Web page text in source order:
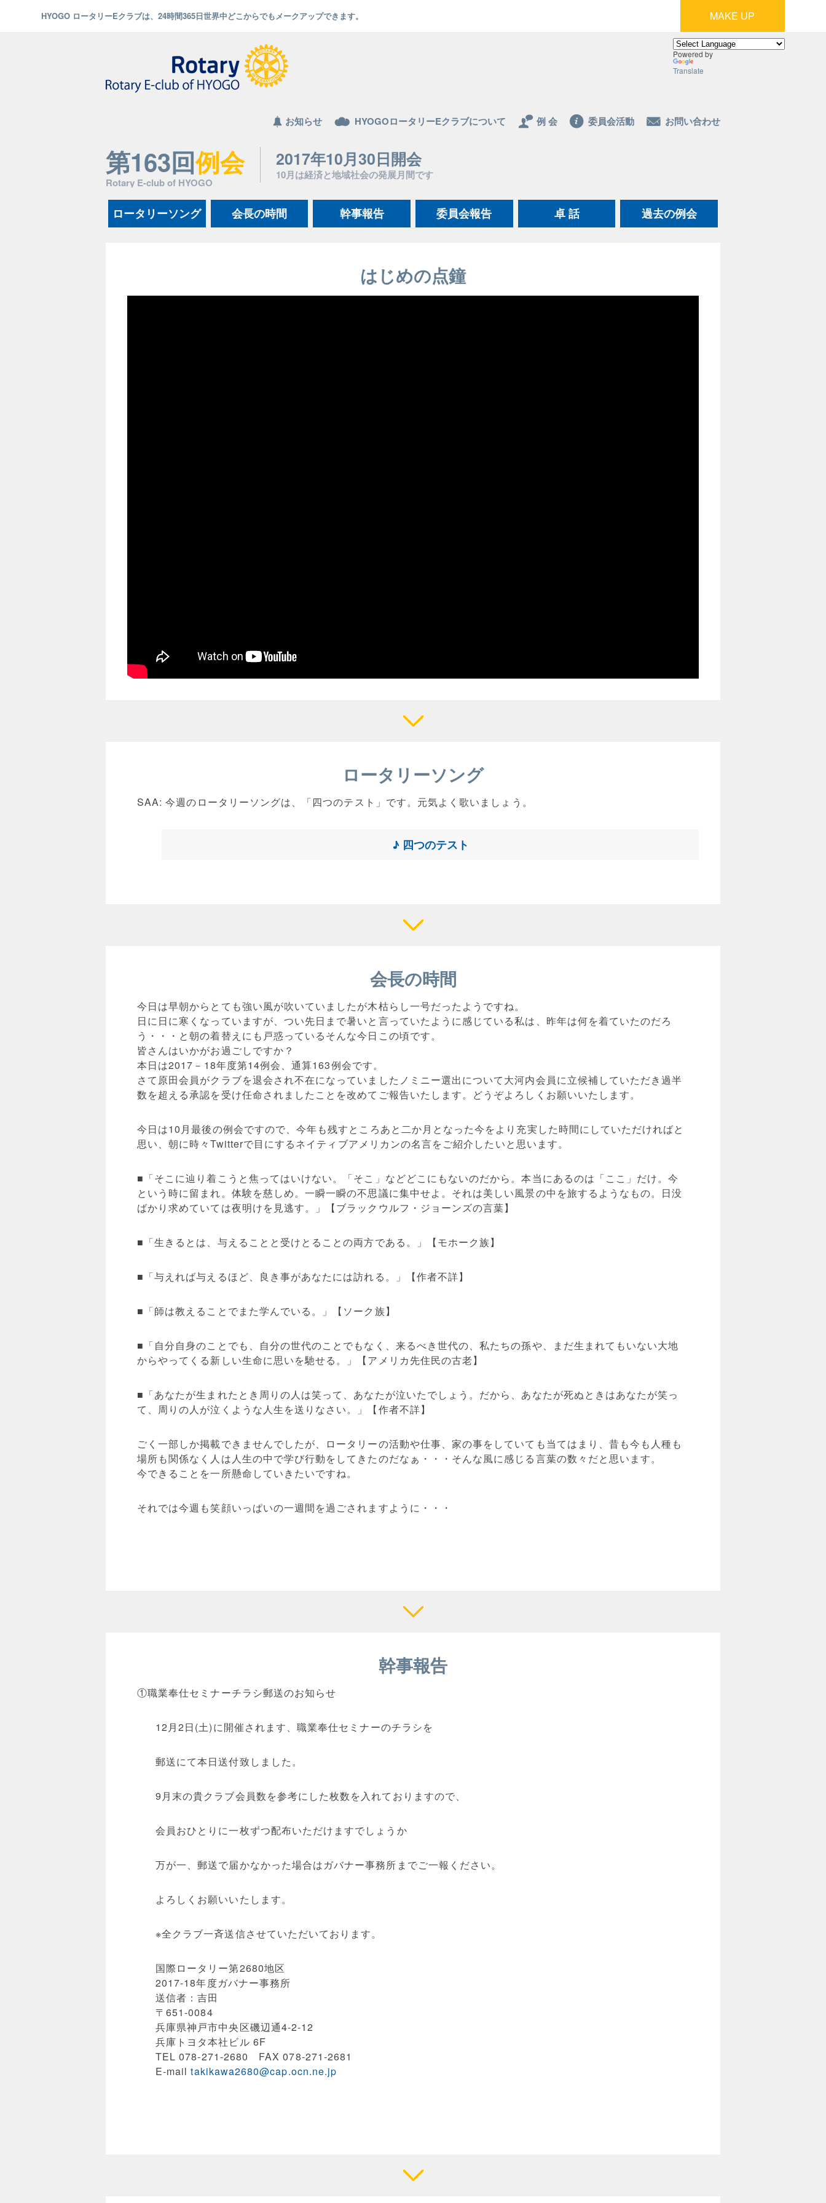
HYOGO ロータリーEクラブは、24時間365日世界中どこからでもメークアップできます。 MAKE UP
Powered by
Translate
お知らせ HYOGOロータリーEクラブについて 例 会 委員会活動 お問い合わせ
第163回例会
Rotary E-club of HYOGO
2017年10月30日開会
10月は経済と地域社会の発展月間です
ロータリーソング 会長の時間 幹事報告 委員会報告 卓 話 過去の例会
はじめの点鐘
ロータリーソング
SAA: 今週のロータリーソングは、「四つのテスト」です。元気よく歌いましょう。
♪ 四つのテスト
会長の時間
今日は早朝からとても強い風が吹いていましたが木枯らし一号だったようですね。
日に日に寒くなっていますが、つい先日まで暑いと言っていたように感じている私は、昨年は何を着ていたのだろ
う・・・と朝の着替えにも戸惑っているそんな今日この頃です。
皆さんはいかがお過ごしですか？
本日は2017－18年度第14例会、通算163例会です。
さて原田会員がクラブを退会され不在になっていましたノミニー選出について大河内会員に立候補していただき過半
数を超える承認を受け任命されましたことを改めてご報告いたします。どうぞよろしくお願いいたします。
今日は10月最後の例会ですので、今年も残すところあと二か月となった今をより充実した時間にしていただければと
思い、朝に時々Twitterで目にするネイティブアメリカンの名言をご紹介したいと思います。
■「そこに辿り着こうと焦ってはいけない。「そこ」などどこにもないのだから。本当にあるのは「ここ」だけ。今
という時に留まれ。体験を慈しめ。一瞬一瞬の不思議に集中せよ。それは美しい風景の中を旅するようなもの。日没
ばかり求めていては夜明けを見逃す。」【ブラックウルフ・ジョーンズの言葉】
■「生きるとは、与えることと受けとることの両方である。」【モホーク族】
■「与えれば与えるほど、良き事があなたには訪れる。」【作者不詳】
■「師は教えることでまた学んでいる。」【ソーク族】
■「自分自身のことでも、自分の世代のことでもなく、来るべき世代の、私たちの孫や、まだ生まれてもいない大地
からやってくる新しい生命に思いを馳せる。」【アメリカ先住民の古老】
■「あなたが生まれたとき周りの人は笑って、あなたが泣いたでしょう。だから、あなたが死ぬときはあなたが笑っ
て、周りの人が泣くような人生を送りなさい。」【作者不詳】
ごく一部しか掲載できませんでしたが、ロータリーの活動や仕事、家の事をしていても当てはまり、昔も今も人種も
場所も関係なく人は人生の中で学び行動をしてきたのだなぁ・・・そんな風に感じる言葉の数々だと思います。
今できることを一所懸命していきたいですね。
それでは今週も笑顔いっぱいの一週間を過ごされますように・・・
幹事報告
①職業奉仕セミナーチラシ郵送のお知らせ
12月2日(土)に開催されます、職業奉仕セミナーのチラシを
郵送にて本日送付致しました。
9月末の貴クラブ会員数を参考にした枚数を入れておりますので、
会員おひとりに一枚ずつ配布いただけますでしょうか
万が一、郵送で届かなかった場合はガバナー事務所までご一報ください。
よろしくお願いいたします。
※全クラブ一斉送信させていただいております。
国際ロータリー第2680地区
2017-18年度ガバナー事務所
送信者：吉田
〒651-0084
兵庫県神戸市中央区磯辺通4-2-12
兵庫トヨタ本社ビル 6F
TEL 078-271-2680 FAX 078-271-2681
E-mailtakikawa2680@cap.ocn.ne.jp